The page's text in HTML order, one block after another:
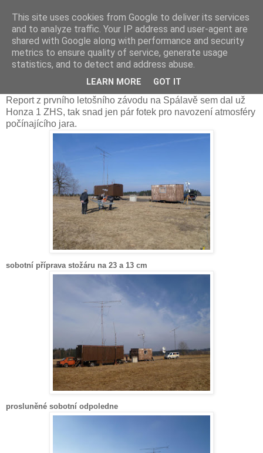
Prdec - Pardubice Hradec
1. subreg. 2011, OK1KPA, fotogalerie
Report z prvního letošního závodu na Spálavě sem dal už
Honza 1 ZHS, tak snad jen pár fotek pro navození atmosféry
počínajícího jara.
sobotní příprava stožáru na 23 a 13 cm
prosluněné sobotní odpoledne
This site uses cookies from Google to deliver its services
and to analyze traffic. Your IP address and user-agent are
shared with Google along with performance and security
metrics to ensure quality of service, generate usage
statistics, and to detect and address abuse.
LEARN MORE GOT IT